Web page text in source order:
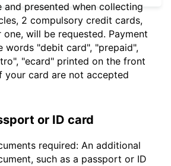
and presented when collecting
2 compulsory credit cards,
will be requested. Payment
words "debit card", "prepaid",
"ecard" printed on the front
your card are not accepted
or ID card
required: An additional
such as a passport or ID